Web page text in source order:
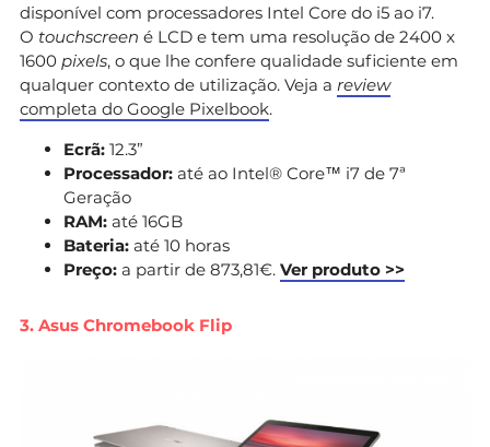
disponível com processadores Intel Core do i5 ao i7.
O touchscreen é LCD e tem uma resolução de 2400 x
1600 pixels, o que lhe confere qualidade suficiente em
qualquer contexto de utilização. Veja a review
completa do Google Pixelbook.
Ecrã: 12.3”
Processador: até ao Intel® Core™ i7 de 7ª
Geração
RAM: até 16GB
Bateria: até 10 horas
Preço: a partir de 873,81€. Ver produto >>
3. Asus Chromebook Flip